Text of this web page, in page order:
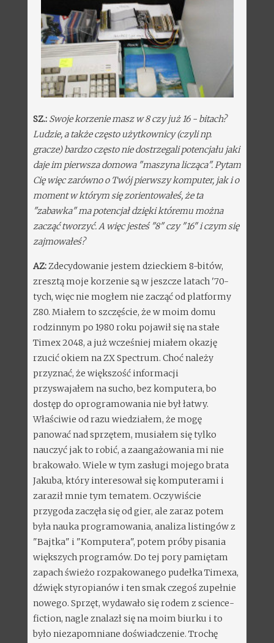
SZ.: Swoje korzenie masz w 8 czy już 16 - bitach?
Ludzie, a także często użytkownicy (czyli np.
gracze) bardzo często nie dostrzegali potencjału jaki
daje im pierwsza domowa "maszyna licząca". Pytam
Cię więc zarówno o Twój pierwszy komputer, jak i o
moment w którym się zorientowałeś, że ta
"zabawka" ma potencjał dzięki któremu można
zacząć tworzyć. A więc jesteś "8" czy "16" i czym się
zajmowałeś?
AZ:Zdecydowanie jestem dzieckiem 8-bitów,
zresztą moje korzenie są w jeszcze latach '70-
tych, więc nie mogłem nie zacząć od platformy
Z80. Miałem to szczęście, że w moim domu
rodzinnym po 1980 roku pojawił się na stałe
Timex 2048, a już wcześniej miałem okazję
rzucić okiem na ZX Spectrum. Choć należy
przyznać, że większość informacji
przyswajałem na sucho, bez komputera, bo
dostęp do oprogramowania nie był łatwy.
Właściwie od razu wiedziałem, że mogę
panować nad sprzętem, musiałem się tylko
nauczyć jak to robić, a zaangażowania mi nie
brakowało. Wiele w tym zasługi mojego brata
Jakuba, który interesował się komputerami i
zaraził mnie tym tematem. Oczywiście
przygoda zaczęła się od gier, ale zaraz potem
była nauka programowania, analiza listingów z
"Bajtka" i "Komputera", potem próby pisania
większych programów. Do tej pory pamiętam
zapach świeżo rozpakowanego pudełka Timexa,
dźwięk styropianów i ten smak czegoś zupełnie
nowego. Sprzęt, wydawało się rodem z science-
fiction, nagle znalazł się na moim biurku i to
było niezapomniane doświadczenie. Trochę